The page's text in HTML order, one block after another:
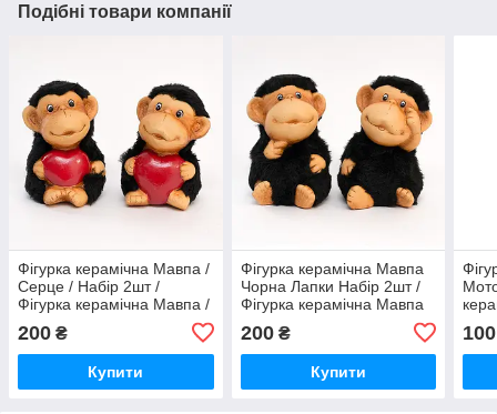
Подібні товари компанії
Фігурка керамічна Мавпа /
Серце / Набір 2шт /
Фігурка керамічна Мавпа /
Серце / Набір 2шт 6x5x9
см
200 ₴
Купити
Фігурка керамічна Мавпа
Чорна Лапки Набір 2шт /
Фігурка керамічна Мавпа
10x8x12 см
200₴
Купити
100